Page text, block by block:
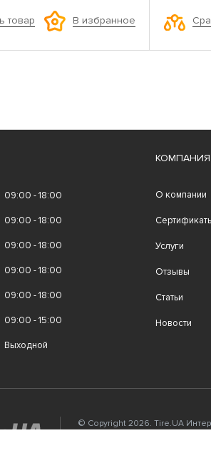
товар В избранное
09:00 - 18:00
09:00 - 18:00
09:00 - 18:00
09:00 - 18:00
09:00 - 18:00
09:00 - 15:00
Выходной
КОМПАНИЯ
О компании
Услуги
Отзывы
Статьи
Новости
© Copyright 2026. Tire.UA